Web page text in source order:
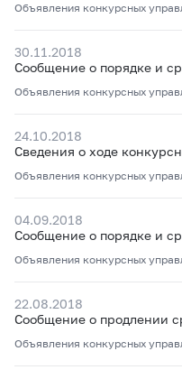
Объявления конкурсных
30.11.2018
Сообщение о порядке и
Объявления конкурсных
24.10.2018
Сведения о ходе
Объявления конкурсных
04.09.2018
Сообщение о порядке и
Объявления конкурсных
22.08.2018
Сообщение о продлении
Объявления конкурсных